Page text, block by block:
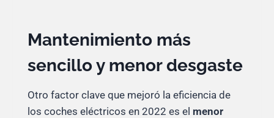
Mantenimiento más
sencillo y menor desgaste
Otro factor clave que mejoró la eficiencia de
los coches eléctricos en 2022 es el menor